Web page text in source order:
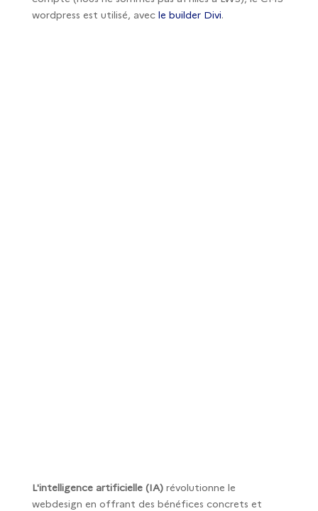
wordpress est utilisé, avec le builder Divi.
L'intelligence artificielle (IA)révolutionne le
webdesign en offrant des bénéfices concrets et